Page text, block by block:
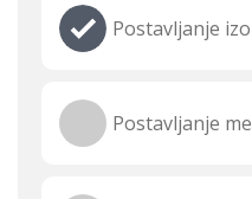
Postavljanje
Postavljanje